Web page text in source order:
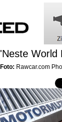
'Neste World
Foto: Rawcar.com